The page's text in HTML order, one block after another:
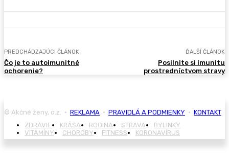
PREDCHÁDZAJÚCI ČLÁNOK
Čo je to autoimunitné
ochorenie?
ĎALŠÍ ČLÁNOK
Posilnite si imunitu
prostredníctvom stravy
© Akčné ženy, o.z. • REKLAMA • PRAVIDLÁ A PODMIENKY • KONTAKT
ZDRAVIE
KRÁSA RODINA STRAVA
BYLINKY
VITAMÍNY
CHOROBY FITNESS KORONAVÍRUS